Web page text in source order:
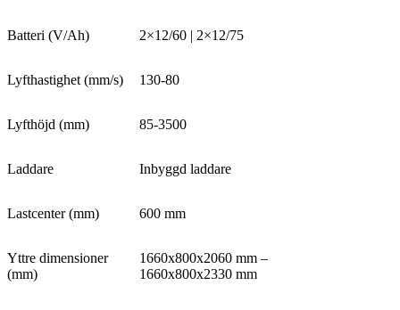
Batteri (V/Ah) 2×12/60 | 2×12/75
Lyfthastighet (mm/s) 130-80
Lyfthöjd (mm) 85-3500
Laddare Inbyggd laddare
Lastcenter (mm) 600 mm
Yttre dimensioner
(mm)
1660x800x2060 mm –
1660x800x2330 mm